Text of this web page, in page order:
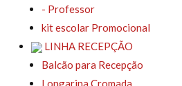
- Professor
kit escolar Promocional
LINHA RECEPÇÃO
Balcão para Recepção
Longarina Cromada